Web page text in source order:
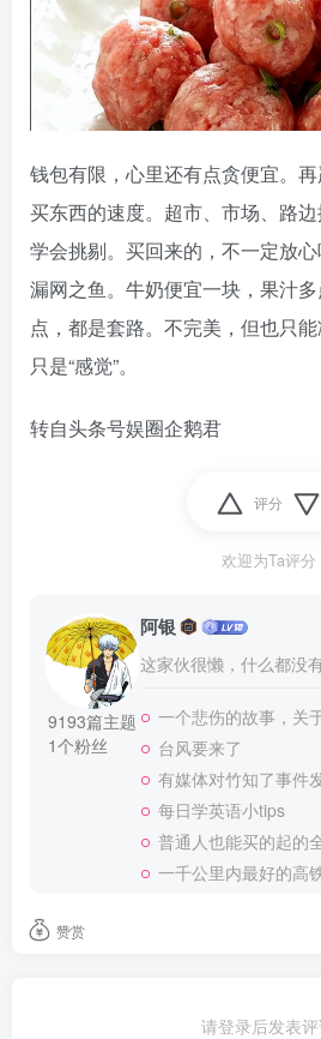
钱包有限，心里还有点贪便宜。
买东西的速度。超市、市场、路
学会挑剔。买回来的，不一定放
漏网之鱼。牛奶便宜一块，果汁
点，都是套路。不完美，但也只
只是“感觉”。
转自头条号娱圈企鹅君
评分
欢迎为Ta评分
9193篇主题
1个粉丝
阿银
这家伙很懒，什么都没
一个悲伤的故事，关
台风要来了
有媒体对竹知了事件
每日学英语小tips
普通人也能买的起的全球顶级用
一千公里内最好的高
赞赏
请登录后发表